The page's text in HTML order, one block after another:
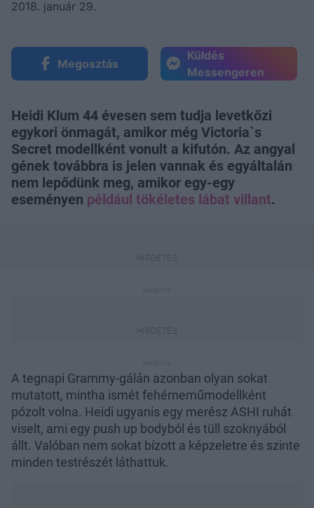
2018. január 29.
Megosztás
Küldés
Messengeren
Heidi Klum 44 évesen sem tudja levetkőzi
egykori önmagát, amikor még Victoria`s
Secret modellként vonult a kifutón. Az angyal
gének továbbra is jelen vannak és egyáltalán
nem lepődünk meg, amikor egy-egy
eseményen például tökéletes lábat villant.
A tegnapi Grammy-gálán azonban olyan sokat
mutatott, mintha ismét fehérneműmodellként
pózolt volna. Heidi ugyanis egy merész ASHI ruhát
viselt, ami egy push up bodyból és tüll szoknyából
állt. Valóban nem sokat bízott a képzeletre és szinte
minden testrészét láthattuk.